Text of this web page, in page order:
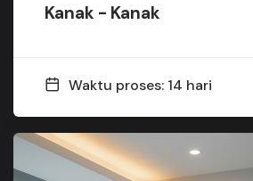
Kanak - Kanak
Waktu proses: 14 hari